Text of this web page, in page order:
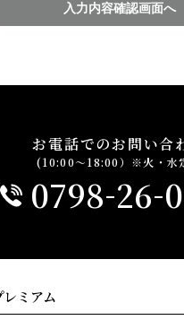
入力内容確認画面へ
お電話でのお問い合
(10:00～18:00）※火・水
0798-26-
ミアム